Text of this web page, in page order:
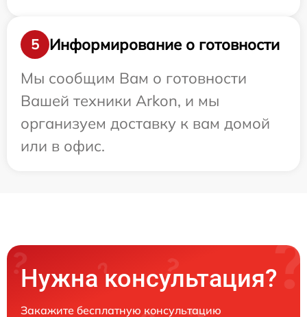
5
Информирование о готовности
Мы сообщим Вам о готовности
Вашей техники Arkon, и мы
организуем доставку к вам домой
или в офис.
Нужна консультация?
Закажите бесплатную консультацию